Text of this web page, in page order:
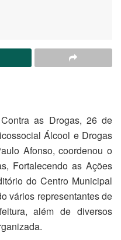
as Drogas, 26 de
Álcool e Drogas
Afonso, coordenou o
Fortalecendo as Ações
do Centro Municipal
vários representantes de
além de diversos